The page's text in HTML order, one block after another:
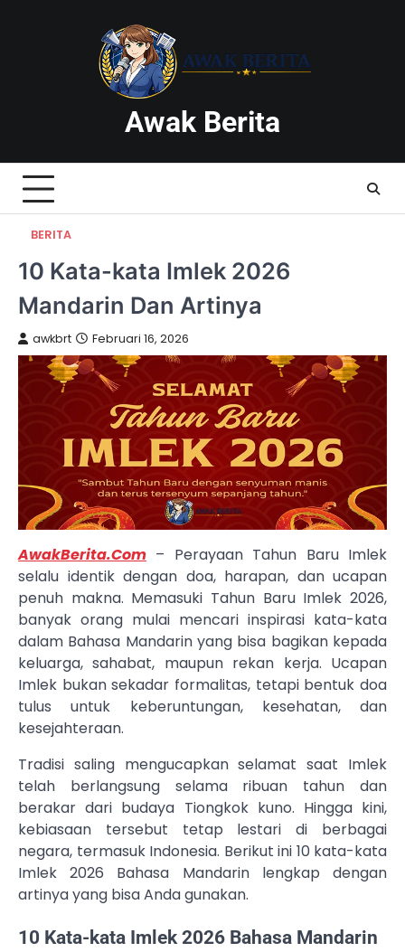
Awak Berita
BERITA
10 Kata-kata Imlek 2026
Mandarin Dan Artinya
awkbrt Februari 16, 2026
AwakBerita.Com – Perayaan Tahun Baru Imlek
selalu identik dengan doa, harapan, dan ucapan
penuh makna. Memasuki Tahun Baru Imlek 2026,
banyak orang mulai mencari inspirasi kata-kata
dalam Bahasa Mandarin yang bisa bagikan kepada
keluarga, sahabat, maupun rekan kerja. Ucapan
Imlek bukan sekadar formalitas, tetapi bentuk doa
tulus untuk keberuntungan, kesehatan, dan
kesejahteraan.
Tradisi saling mengucapkan selamat saat Imlek
telah berlangsung selama ribuan tahun dan
berakar dari budaya Tiongkok kuno. Hingga kini,
kebiasaan tersebut tetap lestari di berbagai
negara, termasuk Indonesia. Berikut ini 10 kata-kata
Imlek 2026 Bahasa Mandarin lengkap dengan
artinya yang bisa Anda gunakan.
10 Kata-kata Imlek 2026 Bahasa Mandarin